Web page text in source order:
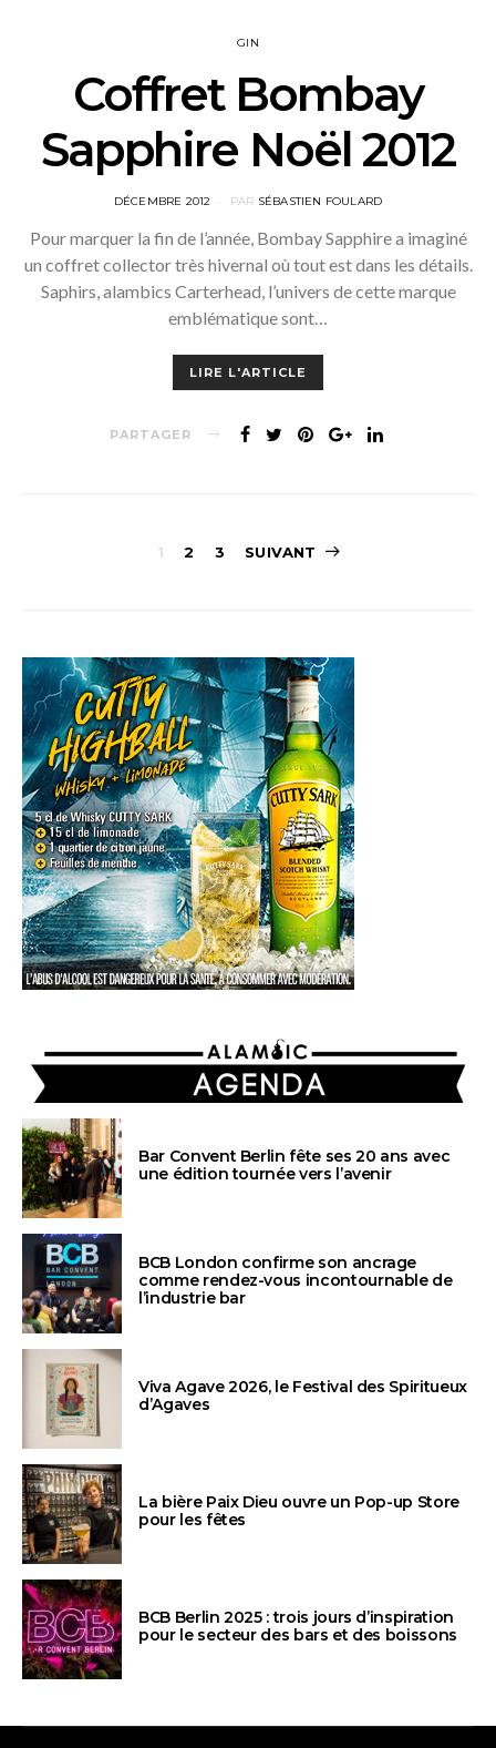
GIN
Coffret Bombay
Sapphire Noël 2012
POSTED
DÉCEMBRE 2012 PAR SÉBASTIEN FOULARD
Pour marquer la fin de l’année, Bombay Sapphire a imaginé
un coffret collector très hivernal où tout est dans les détails.
Saphirs, alambics Carterhead, l’univers de cette marque
emblématique sont…
LIRE L'ARTICLE
PARTAGER
Navigation
1 2 3 SUIVANT
AGENDA
Bar Convent Berlin fête ses 20 ans avec
une édition tournée vers l’avenir
BCB London confirme son ancrage
comme rendez-vous incontournable de
l’industrie bar
Viva Agave 2026, le Festival des Spiritueux
d’Agaves
La bière Paix Dieu ouvre un Pop-up Store
pour les fêtes
BCB Berlin 2025 : trois jours d’inspiration
pour le secteur des bars et des boissons